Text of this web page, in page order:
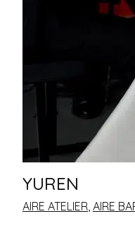
YUREN
AIRE ATELIER AIRE